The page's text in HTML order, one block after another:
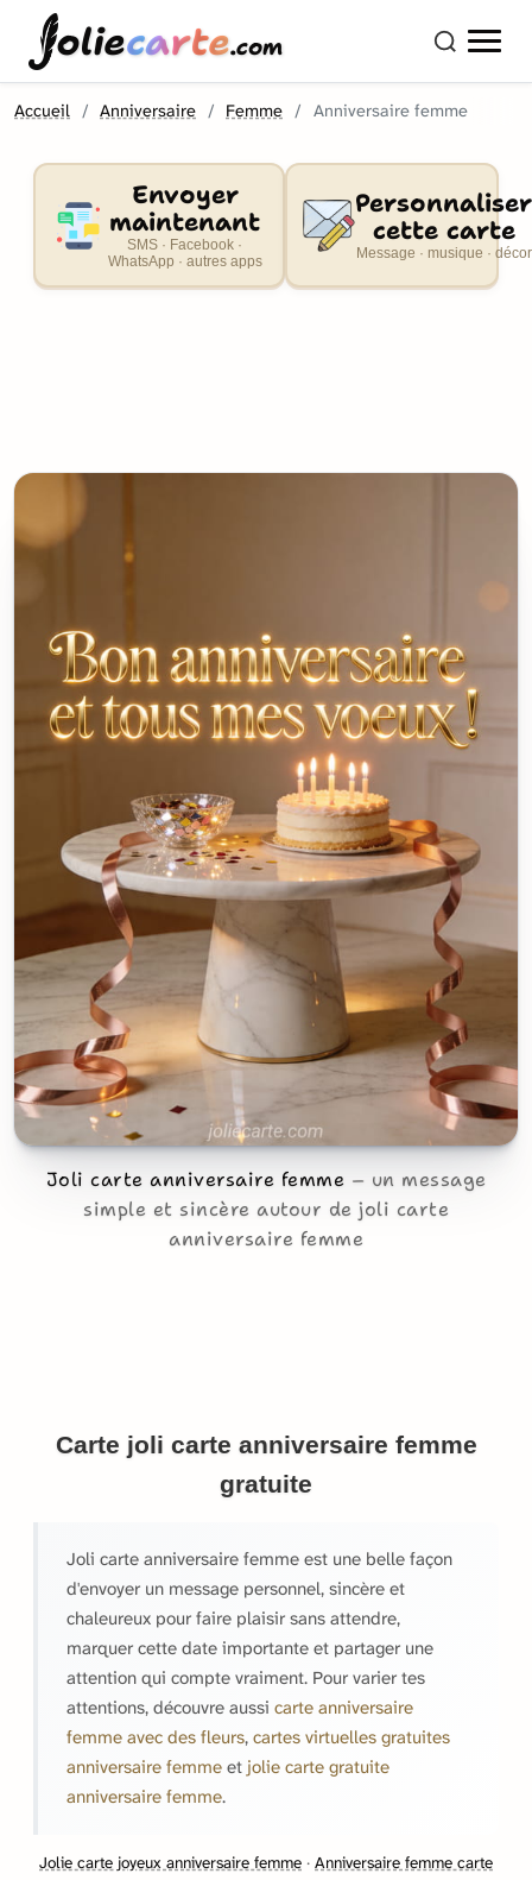
oliecarte.com
Accueil Anniversaire Femme Anniversaire femme
Envoyer
maintenant
SMS · Facebook ·
WhatsApp · autres apps
Personnaliser
cette carte
Message · musique · décor
Joli carte anniversaire femme
un message
simple et sincère autour de joli carte
anniversaire femme
Carte joli carte anniversaire femme
gratuite
Joli carte anniversaire femme est une belle façon
d'envoyer un message personnel, sincère et
chaleureux pour faire plaisir sans attendre,
marquer cette date importante et partager une
attention qui compte vraiment. Pour varier tes
attentions, découvre aussi carte anniversaire
femme avec des fleurs, cartes virtuelles gratuites
anniversaire femme et jolie carte gratuite
anniversaire femme.
Jolie carte joyeux anniversaire femme · Anniversaire femme carte